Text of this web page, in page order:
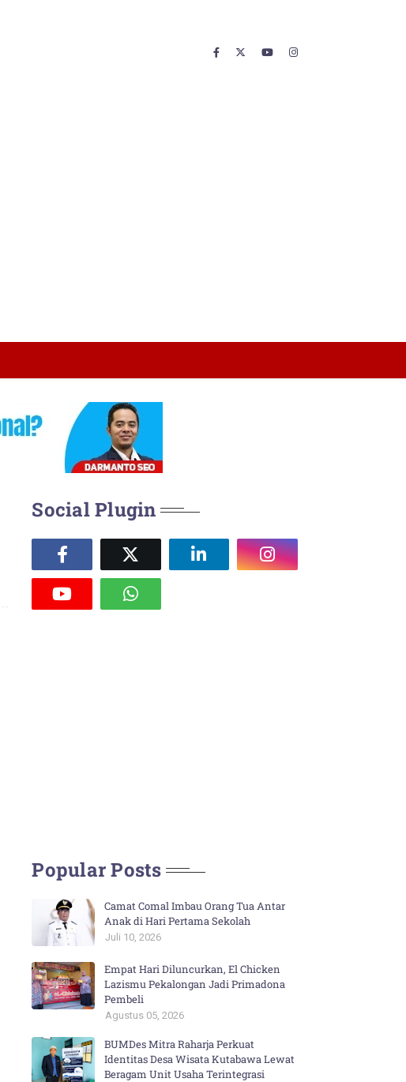
Social Plugin
Popular Posts
Camat Comal Imbau Orang Tua Antar
Anak di Hari Pertama Sekolah
Juli 10, 2026
Empat Hari Diluncurkan, El Chicken
Lazismu Pekalongan Jadi Primadona
Pembeli
Agustus 05, 2026
BUMDes Mitra Raharja Perkuat
Identitas Desa Wisata Kutabawa Lewat
Beragam Unit Usaha Terintegrasi